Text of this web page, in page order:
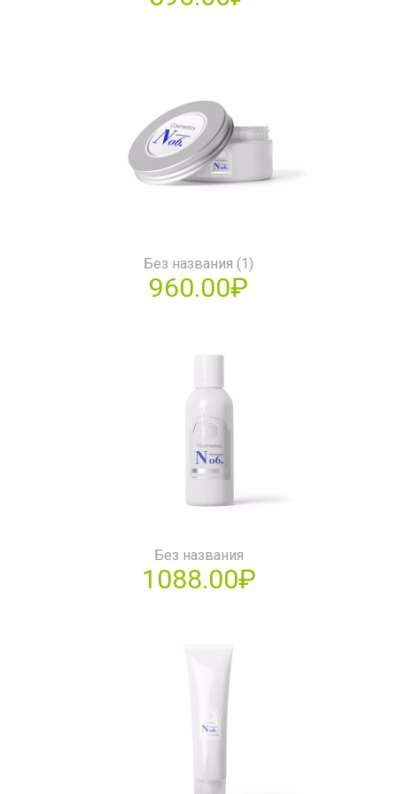
Без названия (1)
960.00₽
Без названия
1088.00₽